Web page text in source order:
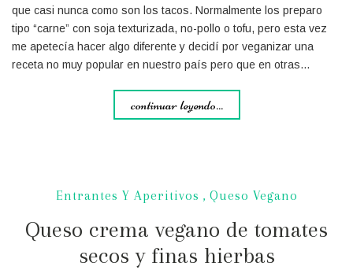
que casi nunca como son los tacos. Normalmente los preparo
tipo “carne” con soja texturizada, no-pollo o tofu, pero esta vez
me apetecía hacer algo diferente y decidí por veganizar una
receta no muy popular en nuestro país pero que en otras…
continuar leyendo...
Entrantes Y Aperitivos , Queso Vegano
Queso crema vegano de tomates
secos y finas hierbas